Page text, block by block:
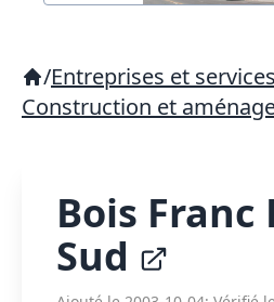
/Entreprises et services
Construction et
Bois Franc
Sud